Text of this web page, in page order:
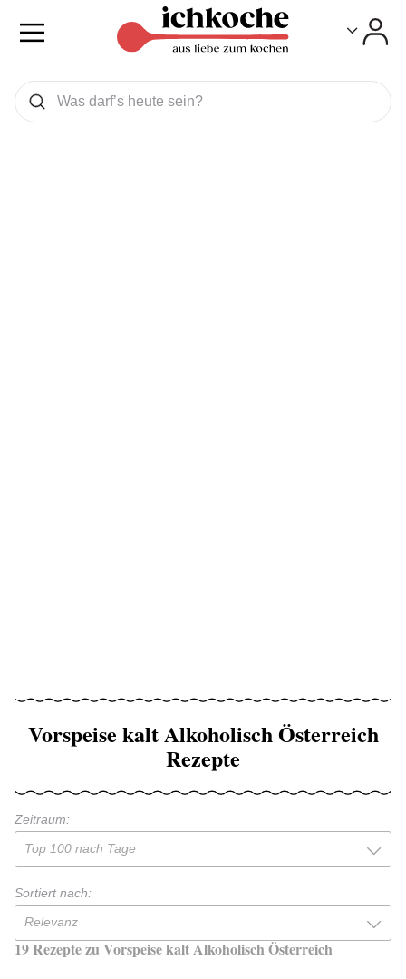
Was wollen Sie suchen
Suchen
Vorspeise kalt Alkoholisch Österreich
Rezepte
Zeitraum:
Top 100 nach Tage
Sortiert nach:
Relevanz
19 Rezepte zu Vorspeise kalt Alkoholisch Österreich